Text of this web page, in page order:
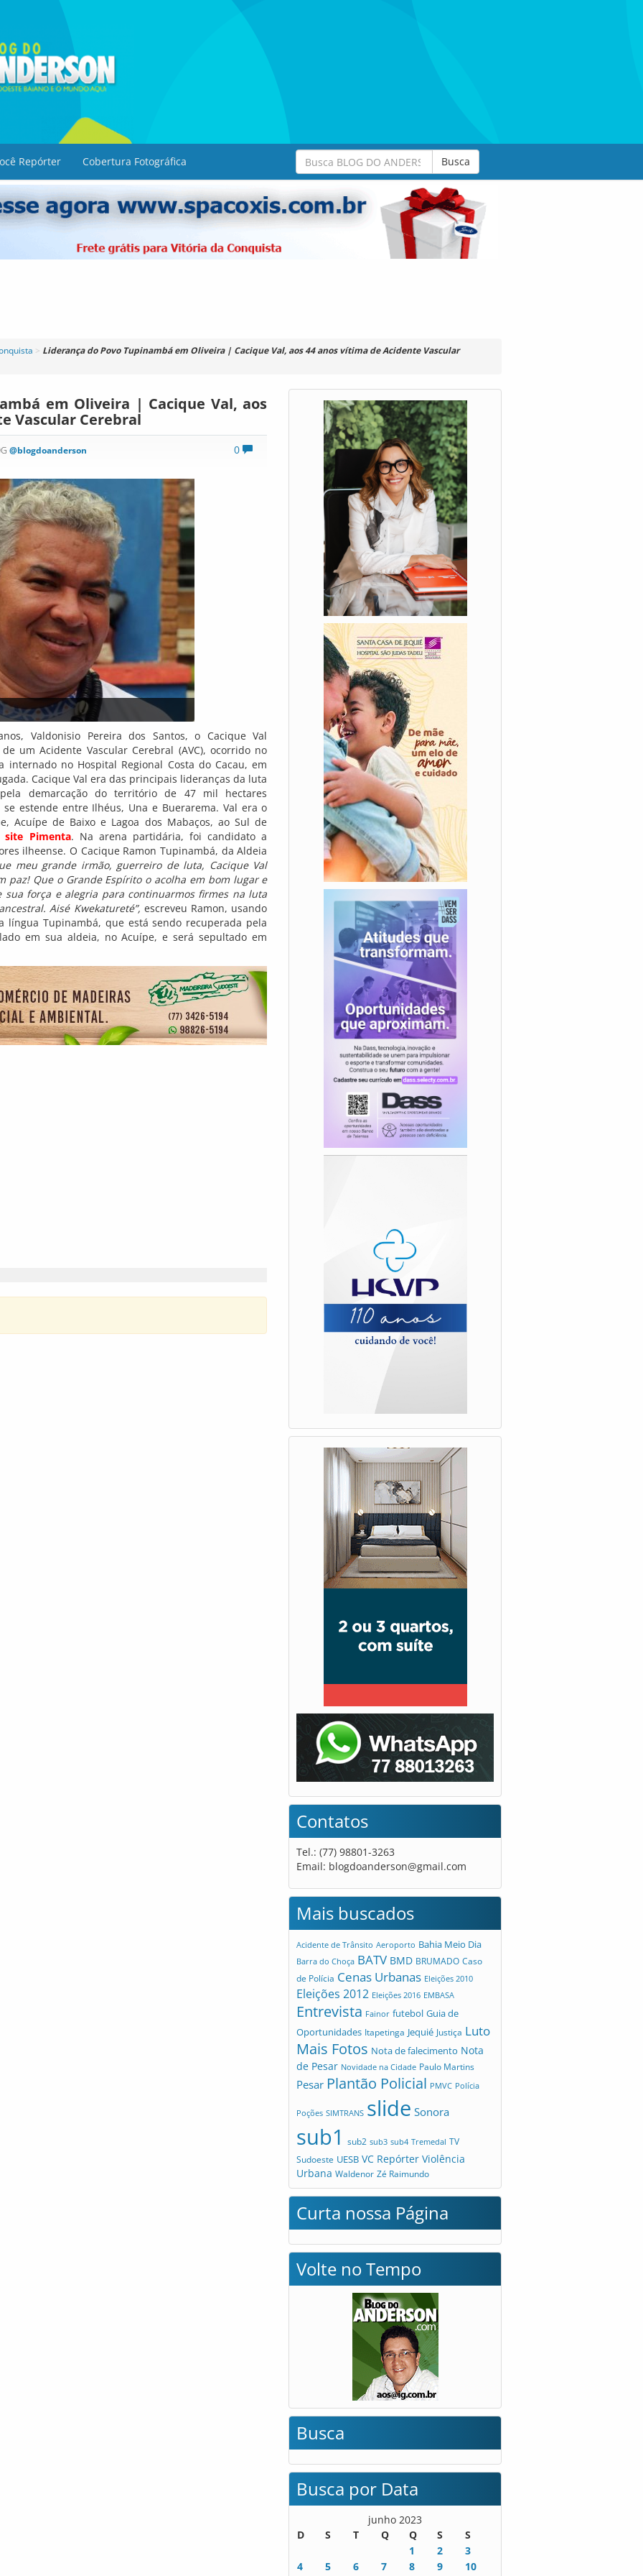
Repórter Cobertura Fotográfica Busca
> Liderança do Povo Tupinambá em Oliveira | Cacique Val, aos 44 anos vítima de Acidente Vascular
em Oliveira | Cacique Val, aos
Vascular Cerebral
0
@blogdoanderson
Valdonisio Pereira dos Santos, o Cacique Val
um Acidente Vascular Cerebral (AVC), ocorrido no
internado no Hospital Regional Costa do Cacau, em
Cacique Val era das principais lideranças da luta
demarcação do território de 47 mil hectares
estende entre Ilhéus, Una e Buerarema. Val era o
Acuípe de Baixo e Lagoa dos Mabaços, ao Sul de
site Pimenta. Na arena partidária, foi candidato a
ilheense. O Cacique Ramon Tupinambá, da Aldeia
meu grande irmão, guerreiro de luta, Cacique Val
paz! Que o Grande Espírito o acolha em bom lugar e
sua força e alegria para continuarmos firmes na luta
Aisé Kwekatureté”, escreveu Ramon, usando
língua Tupinambá, que está sendo recuperada pela
em sua aldeia, no Acuípe, e será sepultado em
Contatos
Tel.: (77) 98801-3263
Email: blogdoanderson@gmail.com
Mais buscados
Acidente de Trânsito Aeroporto Bahia Meio Dia
Barra do Choça BATV BMD BRUMADO Caso
de Polícia Cenas Urbanas Eleições 2010
Eleições 2012 Eleições 2016 EMBASA
Entrevista Fainor futebol Guia de
Oportunidades Itapetinga Jequié Justiça Luto
Mais Fotos Nota de falecimento Nota
de Pesar Novidade na Cidade Paulo Martins
Pesar Plantão Policial PMVC Polícia
Poções SIMTRANS slide Sonora
sub1 sub2 sub3 sub4 Tremedal TV
Sudoeste UESB VC Repórter Violência
Urbana Waldenor Zé Raimundo
Curta nossa Página
Volte no Tempo
Busca
Busca por Data
junho 2023
D
S T Q Q S
S
1
2
3
4
5 6 7 8 9
10